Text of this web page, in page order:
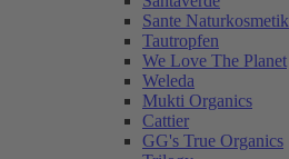
Sante Naturkosmetik
Tautropfen
We Love The Planet
Weleda
Mukti Organics
Cattier
GG's True Organics